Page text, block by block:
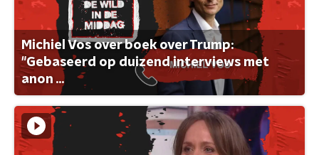
Michiel Vos over boek over Trump:
"Gebaseerd op duizend interviews met
anon ...